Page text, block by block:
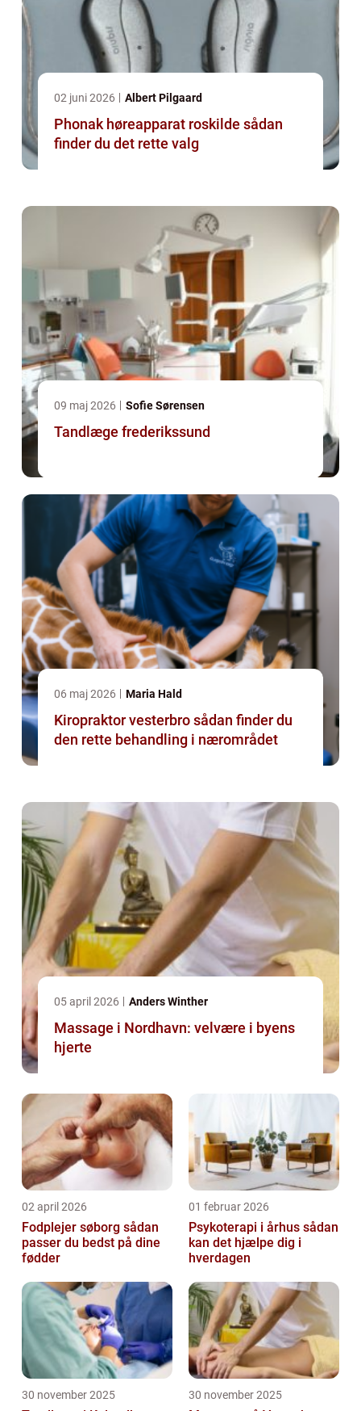
02 juni 2026 Albert Pilgaard
Phonak høreapparat roskilde sådan
finder du det rette valg
09 maj 2026 Sofie Sørensen
Tandlæge frederikssund
06 maj 2026 Maria Hald
Kiropraktor vesterbro sådan finder du
den rette behandling i nærområdet
05 april 2026 Anders Winther
Massage i Nordhavn: velvære i byens
hjerte
02 april 2026
Fodplejer søborg sådan
passer du bedst på dine
fødder
01 februar 2026
Psykoterapi i århus sådan
kan det hjælpe dig i
hverdagen
30 november 2025 30 november 2025